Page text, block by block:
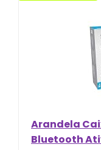
Arandela
Bluetooth